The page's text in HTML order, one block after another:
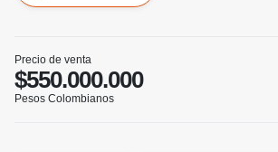
Precio de venta
$550.000.000
Pesos Colombianos